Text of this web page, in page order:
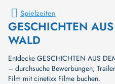
Spielzeiten
GESCHICHTEN
WALD
Entdecke GESCHICHTEN AUS
– durchsuche Bewerbungen,
Film mit cinetixx Filme buchen.